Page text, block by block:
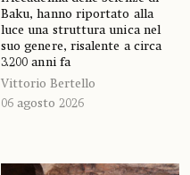
Baku, hanno riportato alla
luce una struttura unica nel
suo genere, risalente a circa
3.200 anni fa
Vittorio Bertello
06 agosto 2026